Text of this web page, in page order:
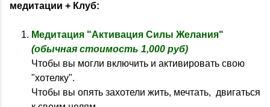
медитации + Клуб:
Медитация "Активация Силы Желания"
(обычная стоимость 1,000 руб)
Чтобы вы могли включить и активировать свою
"хотелку".
Чтобы вы опять захотели жить, мечтать, двигаться